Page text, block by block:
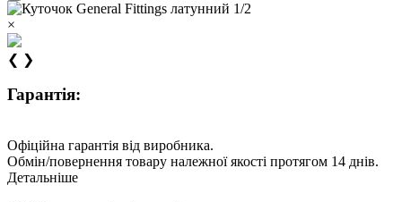
×
❮ ❯
Гарантія:
Офіційна гарантія від виробника.
Обмін/повернення товару належної якості протягом 14 днів.
Детальніше